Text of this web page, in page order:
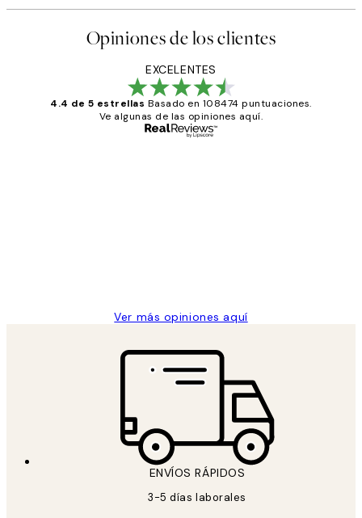
Opiniones de los clientes
EXCELENTES
4.4 de 5 estrellas Basado en 108474 puntuaciones.
Ve algunas de las opiniones aquí.
Ver más opiniones aquí
ENVÍOS RÁPIDOS
3-5 días laborales